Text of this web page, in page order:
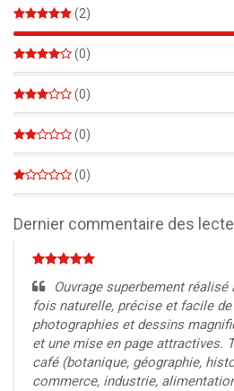
(2)
100%
(0)
(0)
(0)
(0)
Dernier commentaire des
Ouvrage superbement
fois naturelle, précise et facile
photographies et dessins
et une mise en page attractives.
café (botanique, géographie,
commerce, industrie,